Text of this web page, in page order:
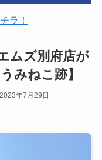
ラ！
ムズ別府店が
みねこ跡】
2023年7月29日